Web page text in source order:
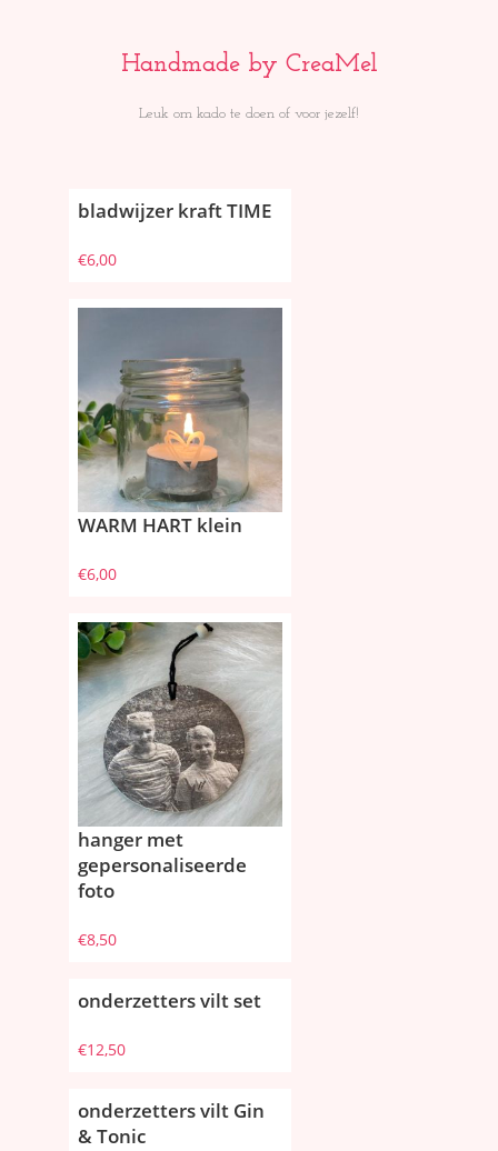
Handmade by CreaMel
Leuk om kado te doen of voor jezelf!
bladwijzer kraft TIME
€6,00
WARM HART klein
€6,00
hanger met
gepersonaliseerde
foto
€8,50
onderzetters vilt set
€12,50
onderzetters vilt Gin
& Tonic